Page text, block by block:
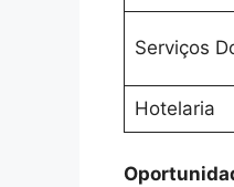
Serviços
Hotelaria